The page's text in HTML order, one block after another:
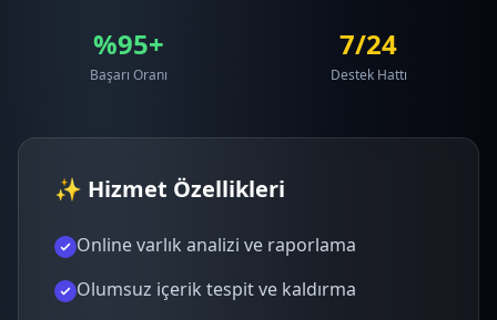
%95+
Başarı Oranı
7/24
Destek Hattı
✨ Hizmet Özellikleri
Online varlık analizi ve raporlama
Olumsuz içerik tespit ve kaldırma